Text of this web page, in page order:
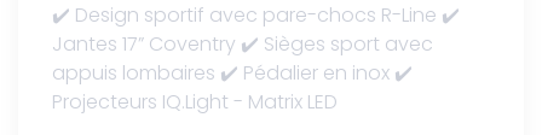
✔️ Design sportif avec pare-chocs R-Line ✔️
Jantes 17” Coventry ✔️ Sièges sport avec
appuis lombaires ✔️ Pédalier en inox ✔️
Projecteurs IQ.Light - Matrix LED